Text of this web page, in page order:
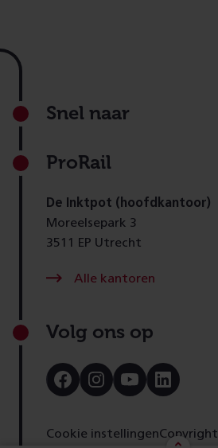
Footer
Snel naar
ProRail
De Inktpot (hoofdkantoor)
Moreelsepark 3
3511 EP Utrecht
Alle kantoren
Volg ons op
Bezoek
onze
Bezoek
onze
Bezoek
onze
Bezoek
onze
Cookie instellingenCopyright